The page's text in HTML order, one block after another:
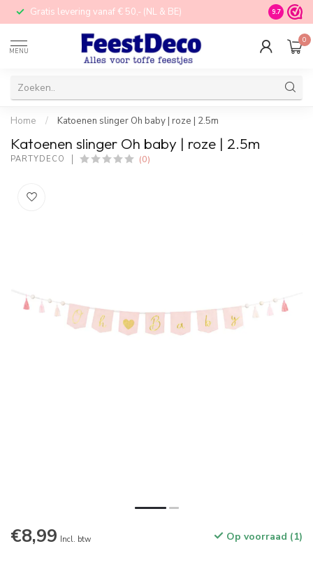
Gratis levering vanaf € 50,- (NL & BE) STORE in
9.7
MENU
0
Home / Katoenen slinger Oh baby | roze | 2.5m
Katoenen slinger Oh baby | roze | 2.5m
PARTYDECO (0)
€8,99 Incl. btw Op voorraad (1)